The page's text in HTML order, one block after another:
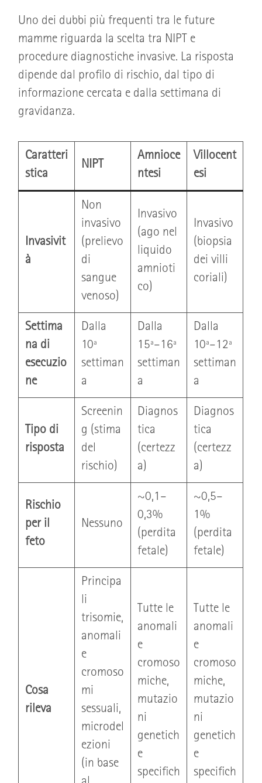
Uno dei dubbi più frequenti tra le future
mamme riguarda la scelta tra NIPT e
procedure diagnostiche invasive. La risposta
dipende dal profilo di rischio, dal tipo di
informazione cercata e dalla settimana di
gravidanza.
Caratteri
stica
NIPT
Amnioce
ntesi
Villocent
esi
Invasivit
à
Non
invasivo
(prelievo
di
sangue
venoso)
Invasivo
(ago nel
liquido
amnioti
co)
Invasivo
(biopsia
dei villi
coriali)
Settima
na di
esecuzio
ne
Dalla
10ª
settiman
a
Dalla
15ª–16ª
settiman
a
Dalla
10ª–12ª
settiman
a
Tipo di
risposta
Screenin
g (stima
del
rischio)
Diagnos
tica
(certezz
a)
Diagnos
tica
(certezz
a)
Rischio
per il
feto
Nessuno
~0,1–
0,3%
(perdita
fetale)
~0,5–
1%
(perdita
fetale)
Cosa
rileva
Principa
li
trisomie,
anomali
e
cromoso
mi
sessuali,
microdel
ezioni
(in base
Tutte le
anomali
e
cromoso
miche,
mutazio
ni
genetich
e
specifich
Tutte le
anomali
e
cromoso
miche,
mutazio
ni
genetich
e
specifich